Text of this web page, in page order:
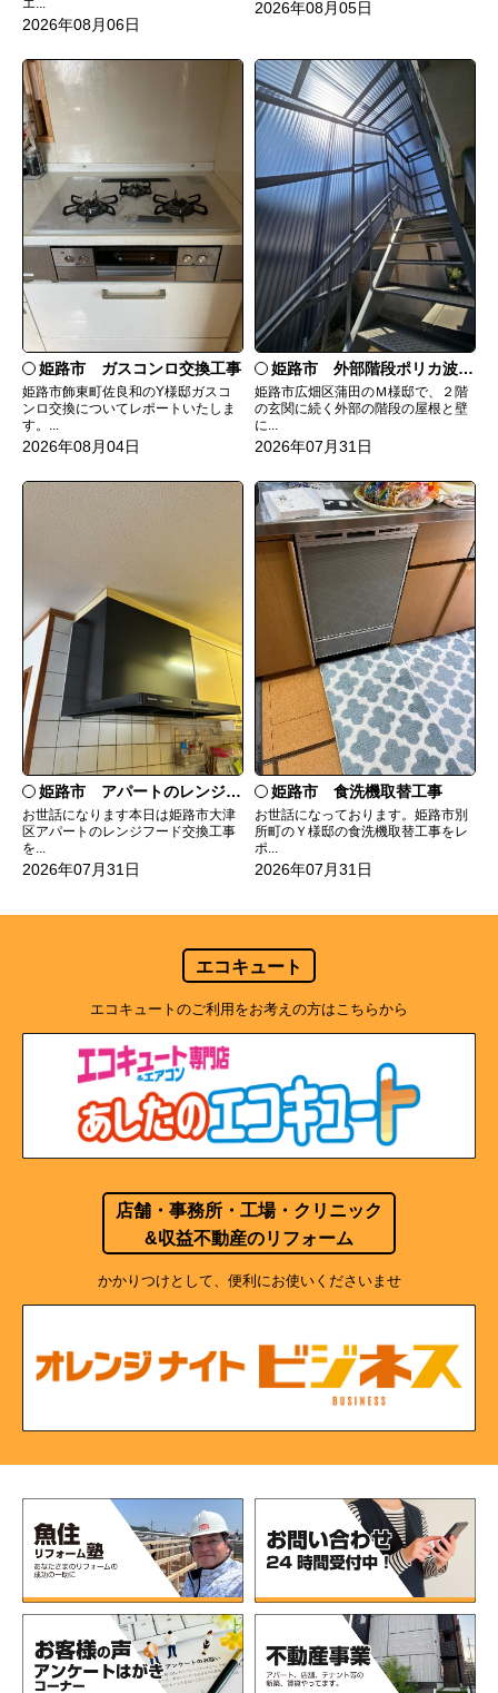
2026年08月06日
2026年08月05日
姫路市 ガスコンロ交換工事
姫路市飾東町佐良和のY様邸ガスコ
ンロ交換についてレポートいたしま
す。...
2026年08月04日
姫路市 外部階段ポリカ波板張替工事
姫路市広畑区蒲田のＭ様邸で、２階
の玄関に続く外部の階段の屋根と壁
に...
2026年07月31日
姫路市 アパートのレンジフード交換
お世話になります本日は姫路市大津
区アパートのレンジフード交換工事
を...
2026年07月31日
姫路市 食洗機取替工事
お世話になっております。姫路市別
所町のＹ様邸の食洗機取替工事をレ
ポ...
2026年07月31日
エコキュート
エコキュートのご利用をお考えの方はこちらから
店舗・事務所・工場・クリニック
&収益不動産のリフォーム
かかりつけとして、便利にお使いくださいませ